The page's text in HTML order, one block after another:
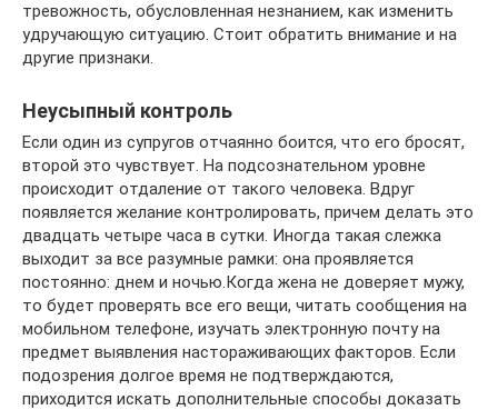
тревожность, обусловленная незнанием, как изменить
удручающую ситуацию. Стоит обратить внимание и на
другие признаки.
Неусыпный контроль
Если один из супругов отчаянно боится, что его бросят,
второй это чувствует. На подсознательном уровне
происходит отдаление от такого человека. Вдруг
появляется желание контролировать, причем делать это
двадцать четыре часа в сутки. Иногда такая слежка
выходит за все разумные рамки: она проявляется
постоянно: днем и ночью.Когда жена не доверяет мужу,
то будет проверять все его вещи, читать сообщения на
мобильном телефоне, изучать электронную почту на
предмет выявления настораживающих факторов. Если
подозрения долгое время не подтверждаются,
приходится искать дополнительные способы доказать